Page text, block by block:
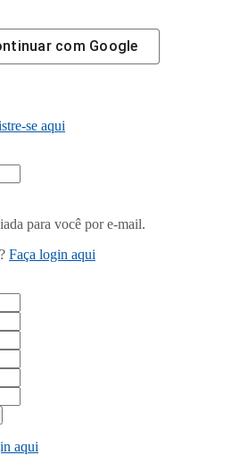
com Google
se aqui
para você por e-mail.
Faça login aqui
aqui